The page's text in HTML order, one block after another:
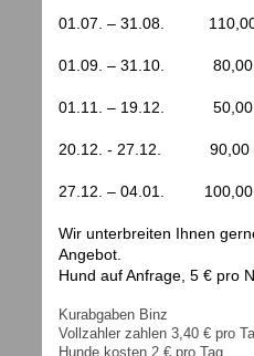
01.07. – 31.08.
01.09. – 31.10. 80,00
01.11. – 19.12. 50,00
20.12. - 27.12. 90,00
27.12. – 04.01. 100,00
Wir unterbreiten Ihnen
Angebot.
Hund auf Anfrage, 5 € pro
Kurabgaben Binz
Vollzahler zahlen 3,40 € pro
Hunde kosten 2 € pro Tag